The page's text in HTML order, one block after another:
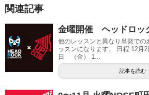
関連記事
金曜開催 ヘッドロッ
他のレッスンと異なり単発での
ッスンになります。 日程 12
日 （金） 1...
記事を読む